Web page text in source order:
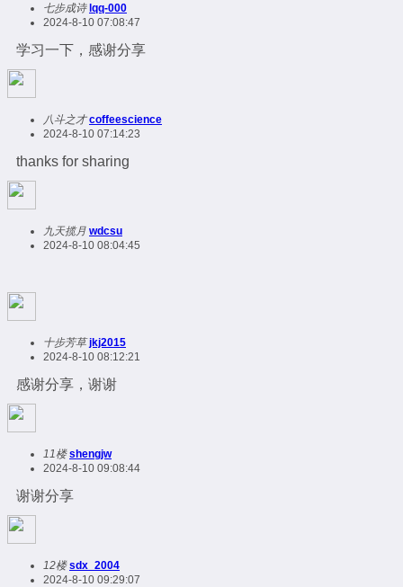
七步成诗 lqq-000
2024-8-10 07:08:47
学习一下，感谢分享
八斗之才 coffeescience
2024-8-10 07:14:23
thanks for sharing
九天揽月 wdcsu
2024-8-10 08:04:45
十步芳草 jkj2015
2024-8-10 08:12:21
感谢分享，谢谢
11楼 shengjw
2024-8-10 09:08:44
谢谢分享
12楼 sdx_2004
2024-8-10 09:29:07